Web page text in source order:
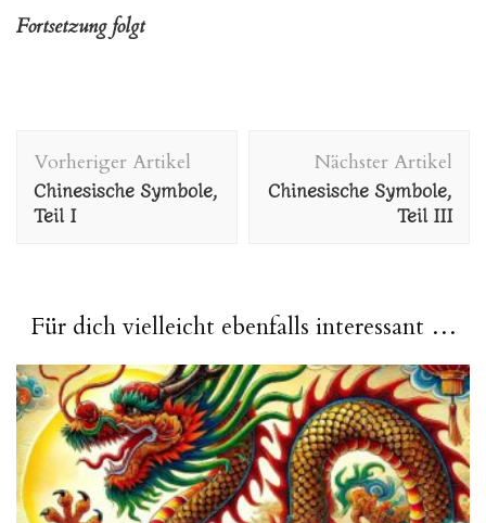
Fortsetzung folgt
Beitragsnavigation
Vorheriger Artikel
Chinesische Symbole,
Teil I
Nächster Artikel
Chinesische Symbole,
Teil III
Für dich vielleicht ebenfalls interessant …